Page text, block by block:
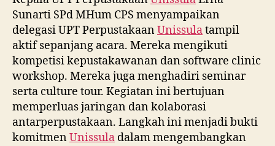
Sunarti SPd MHum CPS menyampaikan
delegasi UPT PerpustakaanUnissulatampil
aktif sepanjang acara. Mereka mengikuti
kompetisi kepustakawanan dan software clinic
workshop. Mereka juga menghadiri seminar
serta culture tour. Kegiatan ini bertujuan
memperluas jaringan dan kolaborasi
antarperpustakaan. Langkah ini menjadi bukti
komitmenUnissula dalam mengembangkan